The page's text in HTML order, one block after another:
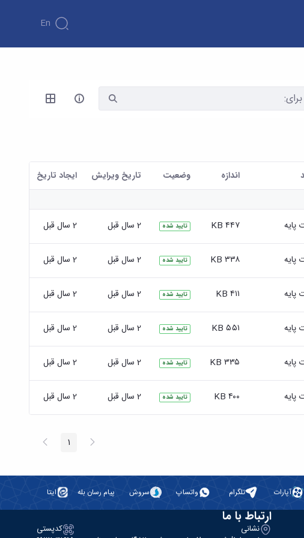
En
اندازه وضعیت تاریخ ویرایش ايجاد تاريخ
پایه ۴۴۷ KB تایید شده 2 سال قبل 2 سال قبل
پایه ۳۳۸ KB تایید شده 2 سال قبل 2 سال قبل
پایه ۴۱۱ KB تایید شده 2 سال قبل 2 سال قبل
پایه ۵۵۱ KB تایید شده 2 سال قبل 2 سال قبل
پایه ۳۳۵ KB تایید شده 2 سال قبل 2 سال قبل
پایه ۴۰۰ KB تایید شده 2 سال قبل 2 سال قبل
پیغام صفحه1 صفحه
آپارات تلگرام واتساپ سروش پیام رسان بله ایتا
ارتباط با ما
نشانی کدپستی